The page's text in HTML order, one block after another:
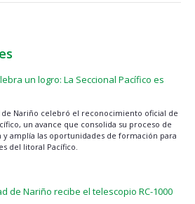
un logro: La Seccional Pacífico es
de Nariño celebró el reconocimiento oficial de
un avance que consolida su proceso de
y amplía las oportunidades de formación para
del litoral Pacífico.
de Nariño recibe el telescopio RC-1000